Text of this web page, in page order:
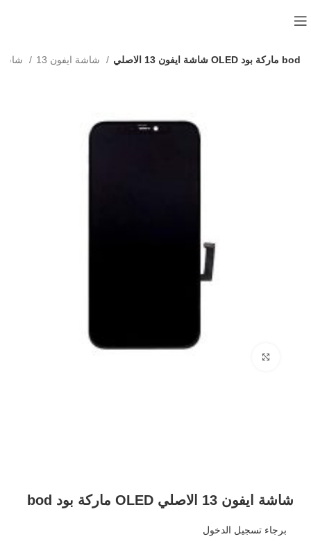
شاشة ايفون 13 الاصلي OLED ماركة بود bod
شاشة ايفون 13 الاصلي OLED ماركة بود bod
برجاء تسجيل الدخول